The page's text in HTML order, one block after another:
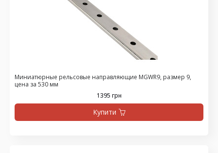
Миниатюрные рельсовые направляющие MGWR9, размер 9,
цена за 530 мм
1395 грн
Купити